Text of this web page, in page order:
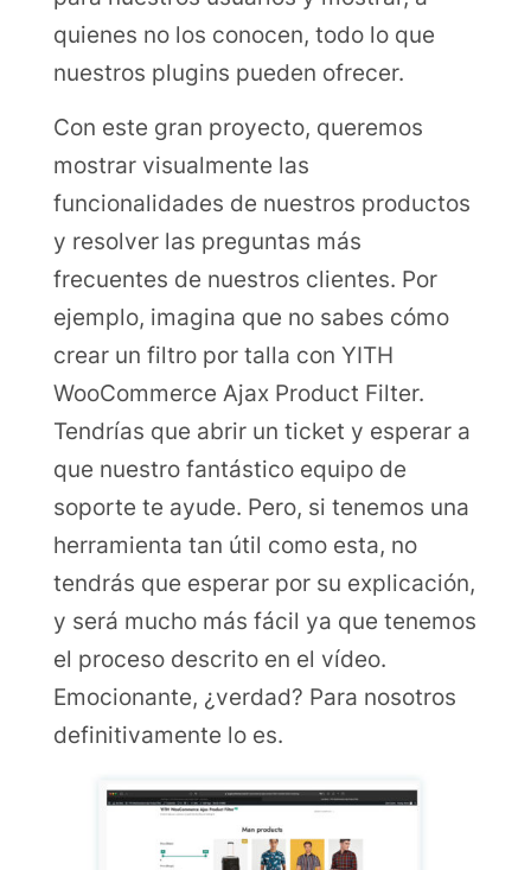
quienes no los conocen, todo lo que
nuestros plugins pueden ofrecer.
Con este gran proyecto, queremos
mostrar visualmente las
funcionalidades de nuestros productos
y resolver las preguntas más
frecuentes de nuestros clientes. Por
ejemplo, imagina que no sabes cómo
crear un filtro por talla con YITH
WooCommerce Ajax Product Filter.
Tendrías que abrir un ticket y esperar a
que nuestro fantástico equipo de
soporte te ayude. Pero, si tenemos una
herramienta tan útil como esta, no
tendrás que esperar por su explicación,
y será mucho más fácil ya que tenemos
el proceso descrito en el vídeo.
Emocionante, ¿verdad? Para nosotros
definitivamente lo es.